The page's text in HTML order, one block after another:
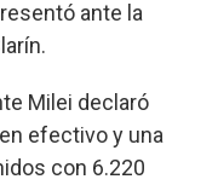
ante la
Milei declaró
efectivo y una
con 6.220